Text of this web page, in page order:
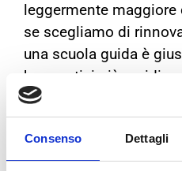
Consenso Dettagli
leggermente
se scegliamo di
una scuola guida è
burocratici più rapidi.